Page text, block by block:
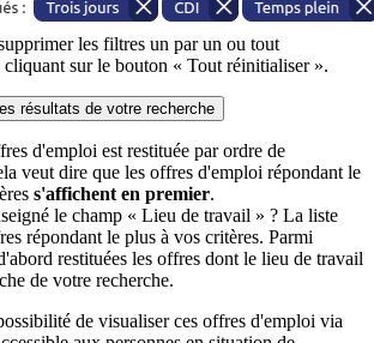
les filtres un par un ou tout
sur le bouton « Tout réinitialiser ».
résultats de votre recherche
d'emploi est restituée par ordre de
veut dire que les offres d'emploi répondant le
s'affichent en premier.
le champ « Lieu de travail » ? La liste
répondant le plus à vos critères. Parmi
restituées les offres dont le lieu de travail
de votre recherche.
de visualiser ces offres d'emploi via